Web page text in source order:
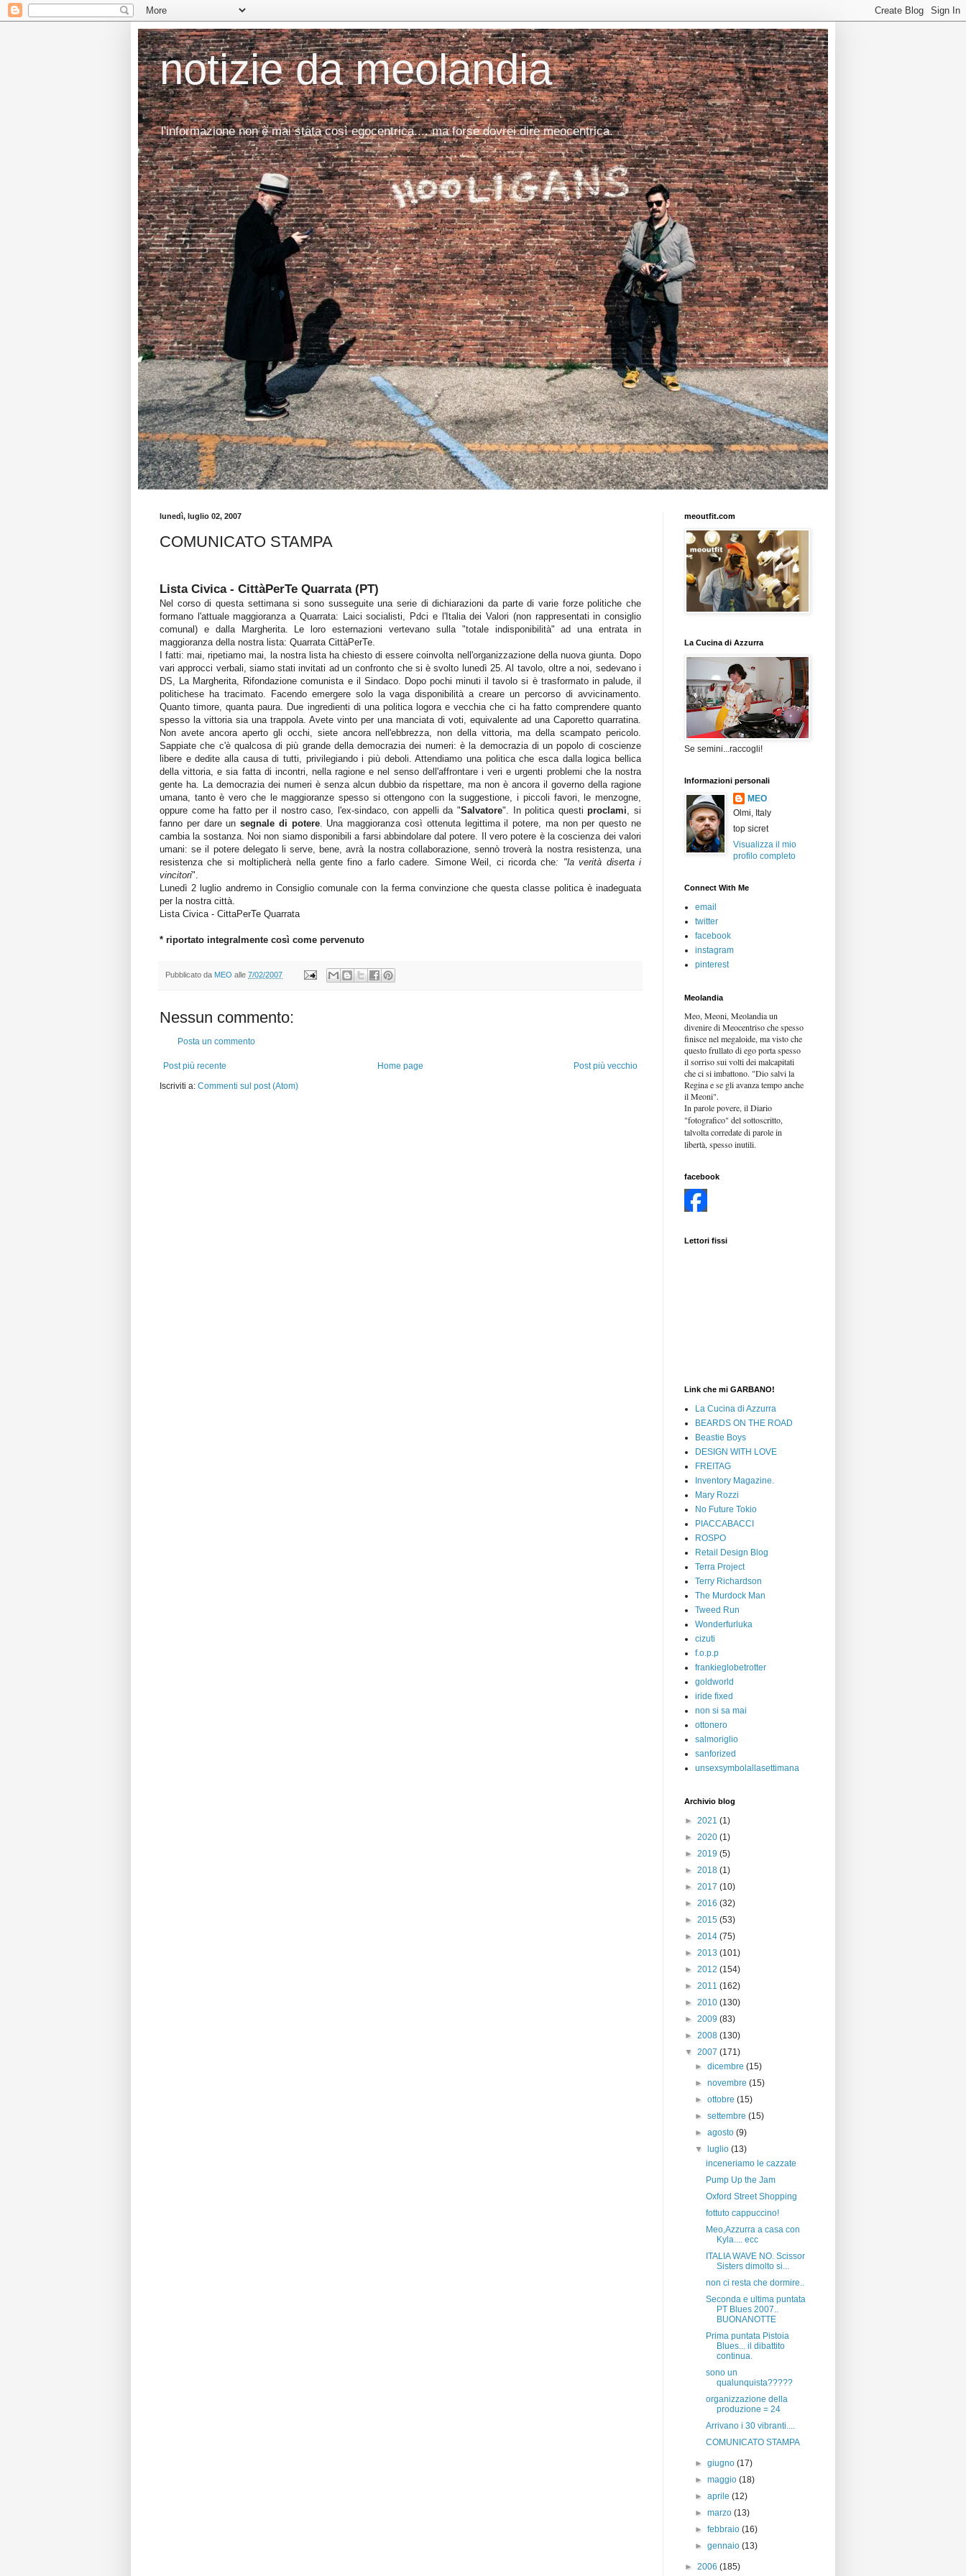
notizie da meolandia
l'informazione non è mai stata così egocentrica.... ma forse dovrei dire meocentrica.
lunedì, luglio 02, 2007
COMUNICATO STAMPA
Lista Civica - CittàPerTe Quarrata (PT)
Nel corso di questa settimana si sono susseguite una serie di dichiarazioni da parte di varie forze politiche che
formano l'attuale maggioranza a Quarrata: Laici socialisti, Pdci e l'Italia dei Valori (non rappresentati in consiglio
comunal) e dalla Margherita. Le loro esternazioni vertevano sulla "totale indisponibilità" ad una entrata in
maggioranza della nostra lista: Quarrata CittàPerTe.
I fatti: mai, ripetiamo mai, la nostra lista ha chiesto di essere coinvolta nell'organizzazione della nuova giunta. Dopo
vari approcci verbali, siamo stati invitati ad un confronto che si è svolto lunedì 25. Al tavolo, oltre a noi, sedevano i
DS, La Margherita, Rifondazione comunista e il Sindaco. Dopo pochi minuti il tavolo si è trasformato in palude, il
politichese ha tracimato. Facendo emergere solo la vaga disponibilità a creare un percorso di avvicinamento.
Quanto timore, quanta paura. Due ingredienti di una politica logora e vecchia che ci ha fatto comprendere quanto
spesso la vittoria sia una trappola. Avete vinto per una manciata di voti, equivalente ad una Caporetto quarratina.
Non avete ancora aperto gli occhi, siete ancora nell'ebbrezza, non della vittoria, ma della scampato pericolo.
Sappiate che c'è qualcosa di più grande della democrazia dei numeri: è la democrazia di un popolo di coscienze
libere e dedite alla causa di tutti, privilegiando i più deboli. Attendiamo una politica che esca dalla logica bellica
della vittoria, e sia fatta di incontri, nella ragione e nel senso dell'affrontare i veri e urgenti problemi che la nostra
gente ha. La democrazia dei numeri è senza alcun dubbio da rispettare, ma non è ancora il governo della ragione
umana, tanto è vero che le maggioranze spesso si ottengono con la suggestione, i piccoli favori, le menzogne,
oppure come ha fatto per il nostro caso, l'ex-sindaco, con appelli da "Salvatore". In politica questiproclami , si
fanno per dare unsegnale di potere. Una maggioranza così ottenuta legittima il potere, ma non per questo ne
cambia la sostanza. Noi non siamo disponibili a farsi abbindolare dal potere. Il vero potere è la coscienza dei valori
umani: se il potere delegato li serve, bene, avrà la nostra collaborazione, sennò troverà la nostra resistenza, una
resistenza che si moltiplicherà nella gente fino a farlo cadere. Simone Weil, ciricorda che: "la verità diserta i
vincitori".
Lunedì 2 luglio andremo in Consiglio comunale con la ferma convinzione che questa classe politica è inadeguata
per la nostra città.
Lista Civica - CittaPerTe Quarrata
* riportato integralmente così come pervenuto
Pubblicato da MEO alle 7/02/2007
Nessun commento:
Posta un commento
Post più recente Post più vecchio
Home page
Iscriviti a: Commenti sul post (Atom)
meoutfit.com
La Cucina di Azzurra
Se semini...raccogli!
Informazioni personali
MEO
Olmi, Italy
top sicret
Visualizza il mio
profilo completo
Connect With Me
email
twitter
facebook
instagram
pinterest
Meolandia
Meo, Meoni, Meolandia un
divenire di Meocentriso che spesso
finisce nel megaloide, ma visto che
questo frullato di ego porta spesso
il sorriso sui volti dei malcapitati
che ci si imbattono. "Dio salvi la
Regina e se gli avanza tempo anche
il Meoni".
In parole povere, il Diario
"fotografico" del sottoscritto,
talvolta corredate di parole in
libertà, spesso inutili.
facebook
Lettori fissi
Link che mi GARBANO!
La Cucina di Azzurra
BEARDS ON THE ROAD
Beastie Boys
DESIGN WITH LOVE
FREITAG
Inventory Magazine.
Mary Rozzi
No Future Tokio
PIACCABACCI
ROSPO
Retail Design Blog
Terra Project
Terry Richardson
The Murdock Man
Tweed Run
Wonderfurluka
cizuti
f.o.p.p
frankieglobetrotter
goldworld
iride fixed
non si sa mai
ottonero
salmoriglio
sanforized
unsexsymbolallasettimana
Archivio blog
► 2021 (1)
► 2020 (1)
► 2019 (5)
► 2018 (1)
► 2017 (10)
► 2016 (32)
► 2015 (53)
► 2014 (75)
► 2013 (101)
► 2012 (154)
► 2011 (162)
► 2010 (130)
► 2009 (83)
► 2008 (130)
▼ 2007 (171)
►dicembre(15)
►novembre(15)
►ottobre(15)
►settembre(15)
►agosto(9)
▼
luglio(13)
inceneriamo le cazzate
Pump Up the Jam
Oxford Street Shopping
fottuto cappuccino!
Meo,Azzurra a casa con
Kyla.... ecc
ITALIA WAVE NO. Scissor
Sisters dimolto si...
non ci resta che dormire..
Seconda e ultima puntata
PT Blues 2007..
BUONANOTTE
Prima puntata Pistoia
Blues... il dibattito
continua.
sono un
qualunquista?????
organizzazione della
produzione = 24
Arrivano i 30 vibranti....
COMUNICATO STAMPA
►giugno(17)
►maggio(18)
►aprile(12)
►marzo(13)
►febbraio(16)
►gennaio(13)
► 2006 (185)